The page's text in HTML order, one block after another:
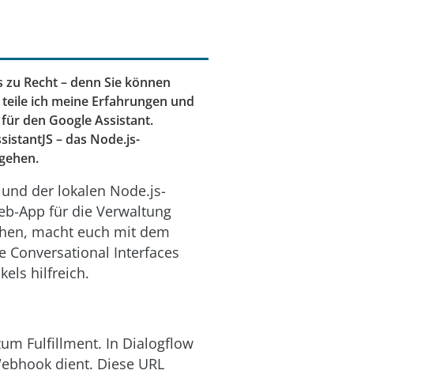
Recht – denn Sie können
ich meine Erfahrungen und
den Google Assistant.
– das Node.js-
der lokalen Node.js-
App für die Verwaltung
macht euch mit dem
Conversational Interfaces
hilfreich.
Fulfillment. In Dialogflow
dient. Diese URL